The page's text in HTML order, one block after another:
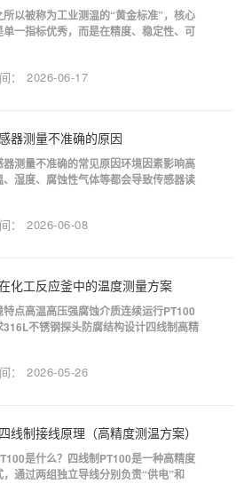
所以被称为工业测温的“黄金标准”，核心
单一指标优秀，而是在精度、稳定性、可
是“最可靠、最通用、最不容易出错”的温
： 2026-06-17
器测量不准确的原因
器测量不准确的常见原因环境因素影响高
、湿度、腐蚀性气体等都会导致传感器读
不同，低精度传感器在高要求场景下容易
： 2026-06-08
化工反应釜中的温度测量方案
特点高温高压强腐蚀介质连续运行PT100
316L不锈钢探头防腐结构设计四线制高精
果温控误差降低30%安全事故率下降反应
： 2026-05-26
线制接线原理（高精度测温方案）
是什么？四线制PT100是一种高精度
通过两组独立导线分别负责“供电”和